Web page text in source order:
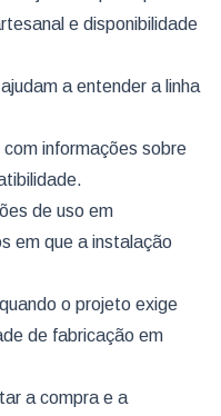
e disponibilidade
a entender a linha
informações sobre
de uso em
em que a instalação
o projeto exige
de fabricação em
a compra e a